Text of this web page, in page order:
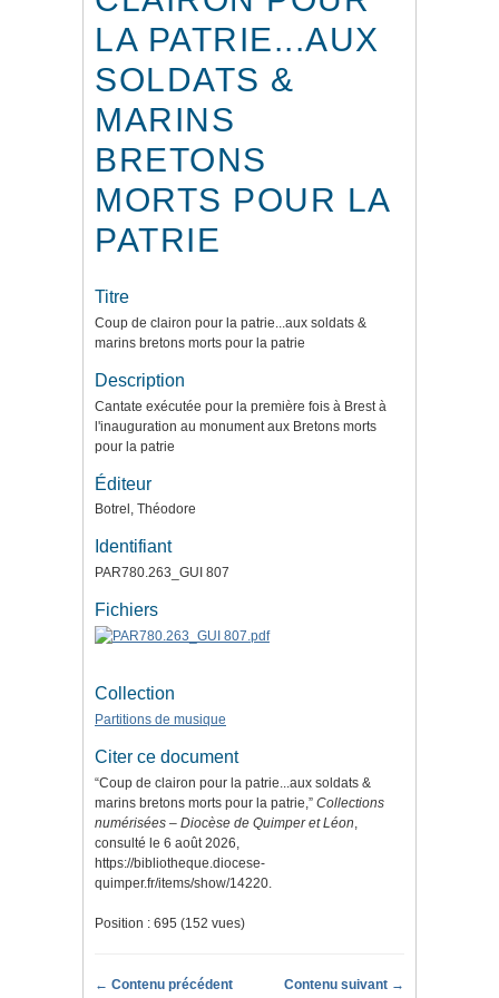
LA PATRIE...AUX
SOLDATS &
MARINS
BRETONS
MORTS POUR LA
PATRIE
Titre
Coup de clairon pour la patrie...aux soldats &
marins bretons morts pour la patrie
Description
Cantate exécutée pour la première fois à Brest à
l'inauguration au monument aux Bretons morts
pour la patrie
Éditeur
Botrel, Théodore
Identifiant
PAR780.263_GUI 807
Fichiers
Collection
Partitions de musique
Citer ce document
“Coup de clairon pour la patrie...aux soldats &
marins bretons morts pour la patrie,” Collections
numérisées – Diocèse de Quimper et Léon
consulté le 6 août 2026,
https://bibliotheque.diocese-
quimper.fr/items/show/14220
Position : 695 (152 vues)
← Contenu précédent Contenu suivant →